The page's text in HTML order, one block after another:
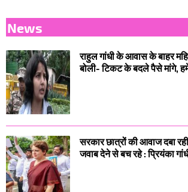
News
राहुल गांधी के आवास के बाहर
बोली- टिकट के बदले पैसे मांगे,
सरकार छात्रों की आवाज दबा
जवाब देने से बच रहे : प्रियंका